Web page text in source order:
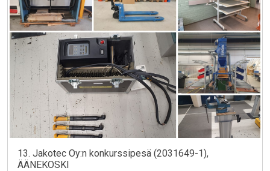
13. Jakotec Oy:n konkurssipesä (2031649-1),
ÄÄNEKOSKI